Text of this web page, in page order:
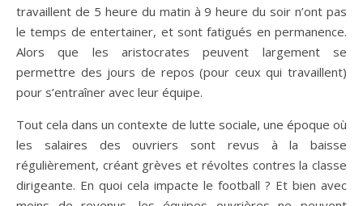
travaillent de 5 heure du matin à 9 heure du soir n’ont pas
le temps de entertainer, et sont fatigués en permanence.
Alors que les aristocrates peuvent largement se
permettre des jours de repos (pour ceux qui travaillent)
pour s’entraîner avec leur équipe.
Tout cela dans un contexte de lutte sociale, une époque où
les salaires des ouvriers sont revus à la baisse
régulièrement, créant grèves et révoltes contres la classe
dirigeante. En quoi cela impacte le football ? Et bien avec